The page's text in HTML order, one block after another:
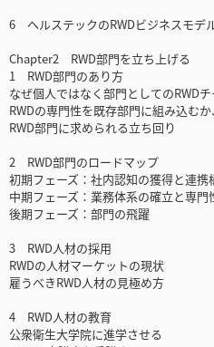
6 ヘルステックのRWDビジネスモデ
Chapter2 RWD部門を立ち上げる
1 RWD部門のあり方
なぜ個人ではなく部門としてのRWD
RWDの専門性を既存部門に組み込む
RWD部門に求められる立ち回り
2 RWD部門のロードマップ
初期フェーズ：社内認知の獲得と連携
中期フェーズ：業務体系の確立と専門
後期フェーズ：部門の飛躍
3 RWD人材の採用
RWDの人材マーケットの現状
雇うべきRWD人材の見極め方
4 RWD人材の教育
公衆衛生大学院に進学させる